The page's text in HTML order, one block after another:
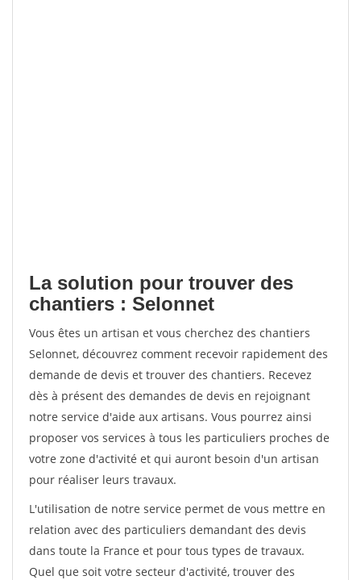
La solution pour trouver des
chantiers : Selonnet
Vous êtes un artisan et vous cherchez des chantiers
Selonnet, découvrez comment recevoir rapidement des
demande de devis et trouver des chantiers. Recevez
dès à présent des demandes de devis en rejoignant
notre service d'aide aux artisans. Vous pourrez ainsi
proposer vos services à tous les particuliers proches de
votre zone d'activité et qui auront besoin d'un artisan
pour réaliser leurs travaux.
L'utilisation de notre service permet de vous mettre en
relation avec des particuliers demandant des devis
dans toute la France et pour tous types de travaux.
Quel que soit votre secteur d'activité, trouver des